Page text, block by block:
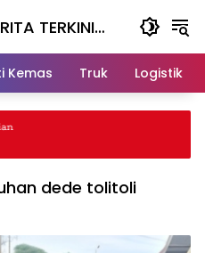
TERKINI
INI
Kemas Truk Logistik
dede tolitoli